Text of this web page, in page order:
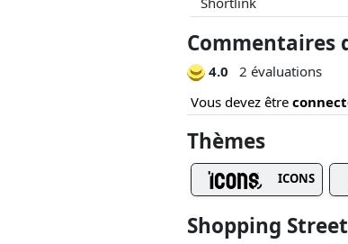
Commentaires
4.0
2 évaluations
Vous devez être
Thèmes
ICONS
Shopping